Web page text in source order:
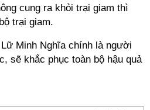
cung ra khỏi trại giam thì
trại giam.
Minh Nghĩa chính là người
sẽ khắc phục toàn bộ hậu quả